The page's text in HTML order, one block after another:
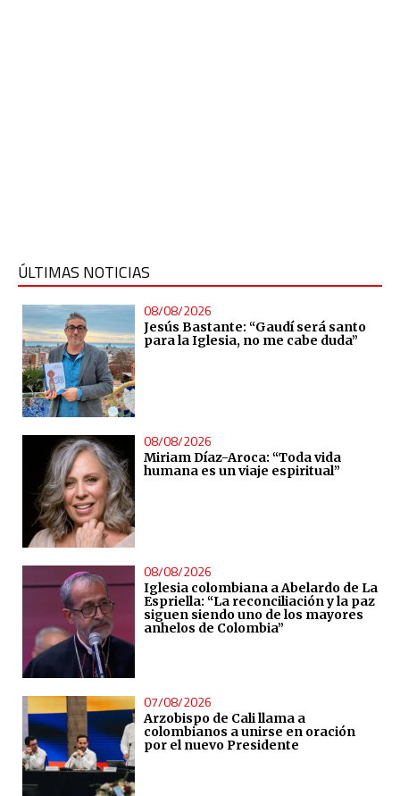
ÚLTIMAS NOTICIAS
08/08/2026
Jesús Bastante: “Gaudí será santo
para la Iglesia, no me cabe duda”
08/08/2026
Miriam Díaz-Aroca: “Toda vida
humana es un viaje espiritual”
08/08/2026
Iglesia colombiana a Abelardo de La
Espriella: “La reconciliación y la paz
siguen siendo uno de los mayores
anhelos de Colombia”
07/08/2026
Arzobispo de Cali llama a
colombianos a unirse en oración
por el nuevo Presidente